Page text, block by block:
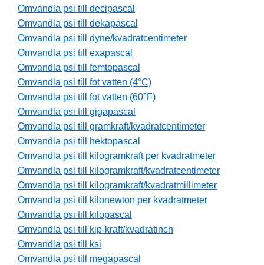
Omvandla psi till decipascal
Omvandla psi till dekapascal
Omvandla psi till dyne/kvadratcentimeter
Omvandla psi till exapascal
Omvandla psi till femtopascal
Omvandla psi till fot vatten (4°C)
Omvandla psi till fot vatten (60°F)
Omvandla psi till gigapascal
Omvandla psi till gramkraft/kvadratcentimeter
Omvandla psi till hektopascal
Omvandla psi till kilogramkraft per kvadratmeter
Omvandla psi till kilogramkraft/kvadratcentimeter
Omvandla psi till kilogramkraft/kvadratmillimeter
Omvandla psi till kilonewton per kvadratmeter
Omvandla psi till kilopascal
Omvandla psi till kip-kraft/kvadratinch
Omvandla psi till ksi
Omvandla psi till megapascal